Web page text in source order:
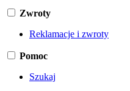
Zwroty
Reklamacje i zwroty
Pomoc
Szukaj